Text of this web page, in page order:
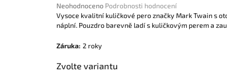
Průměrné
hodnocení
produktu
0,0
5
Neohodnoceno Podrobnosti hodnocení
Vysoce kvalitní kuličkové pero značky Mark Twain s
náplní. Pouzdro barevně ladí s kuličkovým perem a
Záruka: 2 roky
Zvolte variantu